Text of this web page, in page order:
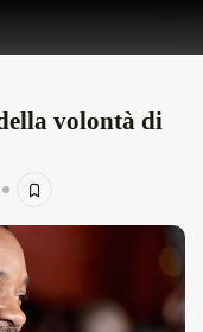
volontà di